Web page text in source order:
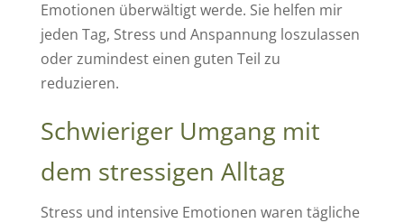
Emotionen überwältigt werde. Sie helfen mir
jeden Tag, Stress und Anspannung loszulassen
oder zumindest einen guten Teil zu
reduzieren.
Schwieriger Umgang mit
dem stressigen Alltag
Stress und intensive Emotionen waren tägliche